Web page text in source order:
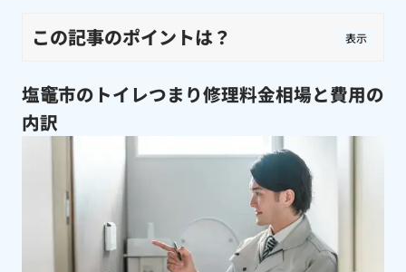
この記事のポイントは？ 表示
塩竈市のトイレつまり修理料金相場と費用の
内訳